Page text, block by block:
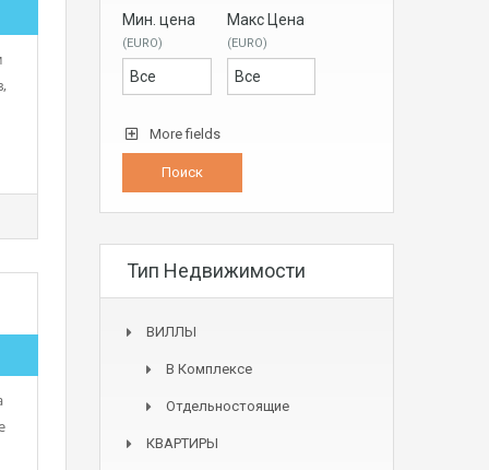
Мин. цена
(EURO)
Макс Цена
(EURO)
More fields
Тип Недвижимости
ВИЛЛЫ
В Комплексе
Отдельностоящие
КВАРТИРЫ